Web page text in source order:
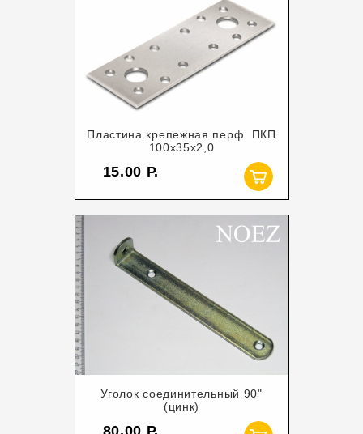
Пластина крепежная перф. ПКП
100х35х2,0
15.00
Уголок соединительный 90"
(цинк)